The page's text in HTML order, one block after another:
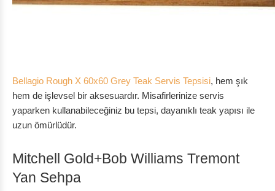
Bellagio Rough X 60x60 Grey Teak Servis Tepsisi, hem şık
hem de işlevsel bir aksesuardır. Misafirlerinize servis
yaparken kullanabileceğiniz bu tepsi, dayanıklı teak yapısı ile
uzun ömürlüdür.
Mitchell Gold+Bob Williams Tremont
Yan Sehpa